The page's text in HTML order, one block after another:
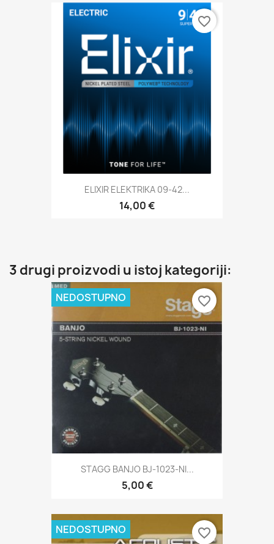
ELIXIR ELEKTRIKA 09-42...
14,00 €
favorite_border
3 drugi proizvodi u istoj kategoriji:
STAGG BANJO BJ-1023-NI...
5,00 €
NEDOSTUPNO favorite_border
NEDOSTUPNO favorite_border